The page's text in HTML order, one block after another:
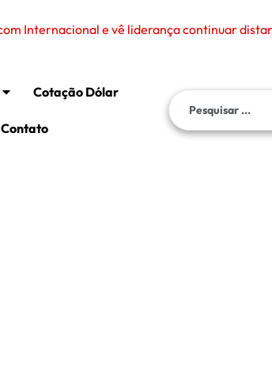
Internacional e vê liderança continuar
Cotação Dólar
Contato